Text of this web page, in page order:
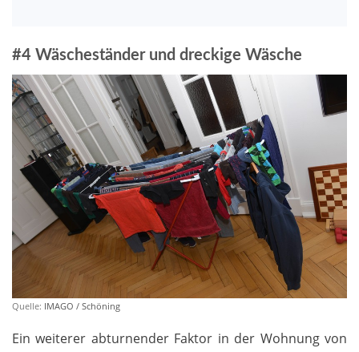
#4 Wäscheständer und dreckige Wäsche
Quelle: IMAGO / Schöning
Ein weiterer abturnender Faktor in der Wohnung von